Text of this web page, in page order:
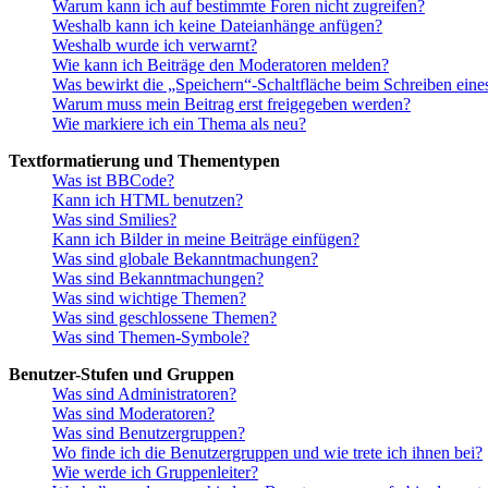
Warum kann ich auf bestimmte Foren nicht zugreifen?
Weshalb kann ich keine Dateianhänge anfügen?
Weshalb wurde ich verwarnt?
Wie kann ich Beiträge den Moderatoren melden?
Was bewirkt die „Speichern“-Schaltfläche beim Schreiben
Warum muss mein Beitrag erst freigegeben werden?
Wie markiere ich ein Thema als neu?
Textformatierung und Thementypen
Was ist BBCode?
Kann ich HTML benutzen?
Was sind Smilies?
Kann ich Bilder in meine Beiträge einfügen?
Was sind globale Bekanntmachungen?
Was sind Bekanntmachungen?
Was sind wichtige Themen?
Was sind geschlossene Themen?
Was sind Themen-Symbole?
Benutzer-Stufen und Gruppen
Was sind Administratoren?
Was sind Moderatoren?
Was sind Benutzergruppen?
Wo finde ich die Benutzergruppen und wie trete ich ihnen bei?
Wie werde ich Gruppenleiter?